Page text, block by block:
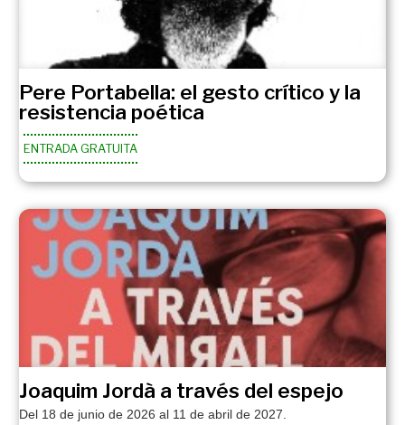
Pere Portabella: el gesto crítico y la
resistencia poética
ENTRADA GRATUITA
Joaquim Jordà a través del espejo
Del 18 de junio de 2026 al 11 de abril de 2027.